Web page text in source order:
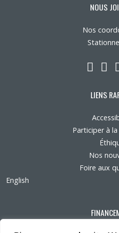
NOUS
Nos
LIENS
Participer à
Nos
Foire aux
English